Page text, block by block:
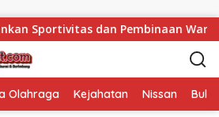
Pembinaan Warga Binaan.
Olahraga Kejahatan Nissan